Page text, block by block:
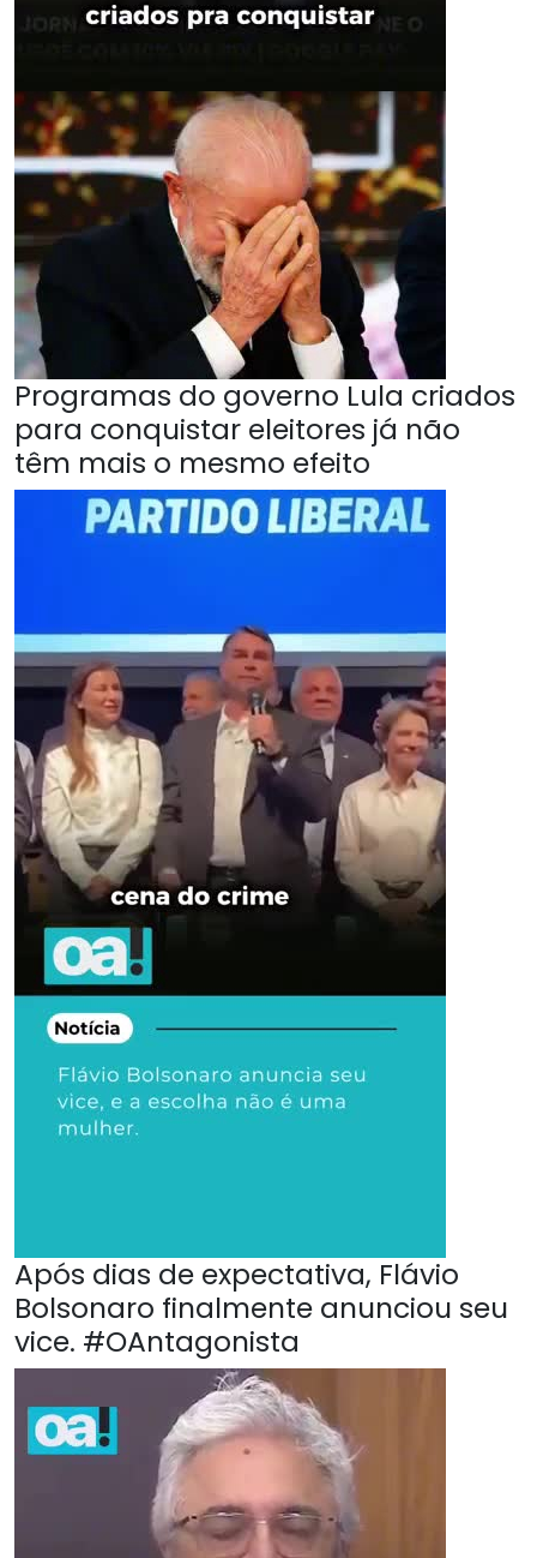
Programas do governo Lula criados
para conquistar eleitores já não
têm mais o mesmo efeito
Após dias de expectativa, Flávio
Bolsonaro finalmente anunciou seu
vice. #OAntagonista